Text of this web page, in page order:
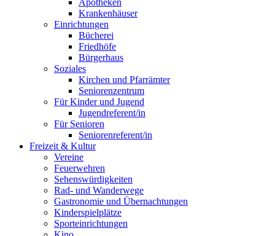
Apotheken
Krankenhäuser
Einrichtungen
Bücherei
Friedhöfe
Bürgerhaus
Soziales
Kirchen und Pfarrämter
Seniorenzentrum
Für Kinder und Jugend
Jugendreferent/in
Für Senioren
Seniorenreferent/in
Freizeit & Kultur
Vereine
Feuerwehren
Sehenswürdigkeiten
Rad- und Wanderwege
Gastronomie und Übernachtungen
Kinderspielplätze
Sporteinrichtungen